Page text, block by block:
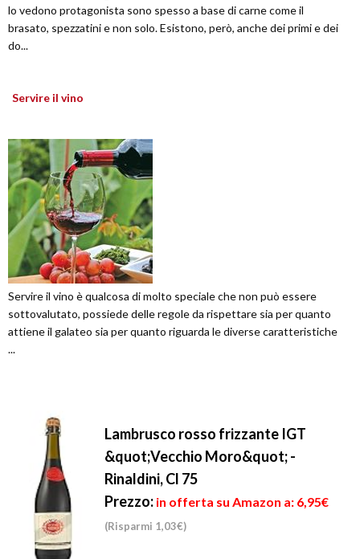
lo vedono protagonista sono spesso a base di carne come il
brasato, spezzatini e non solo. Esistono, però, anche dei primi e dei
do...
Servire il vino
Servire il vino è qualcosa di molto speciale che non può essere
sottovalutato, possiede delle regole da rispettare sia per quanto
attiene il galateo sia per quanto riguarda le diverse caratteristiche
...
Lambrusco rosso frizzante IGT
&quot;Vecchio Moro&quot; -
Rinaldini, Cl 75
Prezzo: in offerta su Amazon a: 6,95€
(Risparmi 1,03€)